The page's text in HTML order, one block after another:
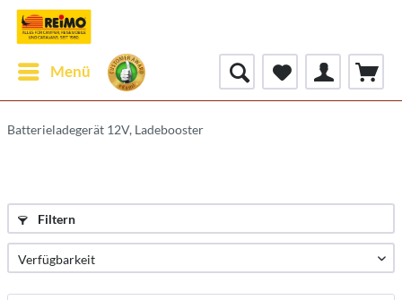
Menü
Batterieladegerät 12V, Ladebooster
Filtern